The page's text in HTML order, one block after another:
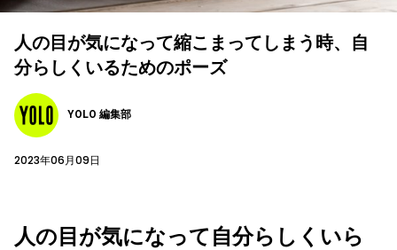
人の目が気になって縮こまってしまう時、自
分らしくいるためのポーズ
YOLO 編集部
2023年06月09日
人の目が気になって自分らしくいら